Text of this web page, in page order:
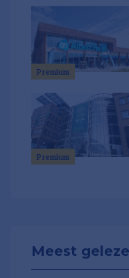
Premium
Premium
Meest